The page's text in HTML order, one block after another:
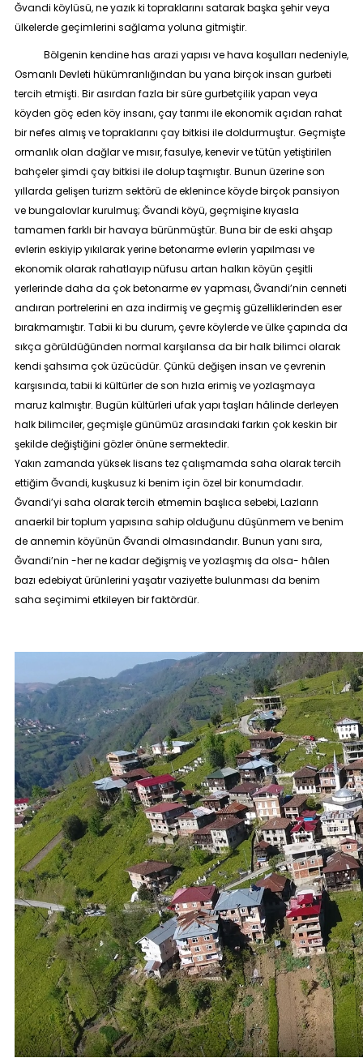
Ğvandi köylüsü, ne yazık ki topraklarını satarak başka şehir veya
ülkelerde geçimlerini sağlama yoluna gitmiştir.
Bölgenin kendine has arazi yapısı ve hava koşulları nedeniyle,
Osmanlı Devleti hükümranlığından bu yana birçok insan gurbeti
tercih etmişti. Bir asırdan fazla bir süre gurbetçilik yapan veya
köyden göç eden köy insanı, çay tarımı ile ekonomik açıdan rahat
bir nefes almış ve topraklarını çay bitkisi ile doldurmuştur. Geçmişte
ormanlık olan dağlar ve mısır, fasulye, kenevir ve tütün yetiştirilen
bahçeler şimdi çay bitkisi ile dolup taşmıştır. Bunun üzerine son
yıllarda gelişen turizm sektörü de eklenince köyde birçok pansiyon
ve bungalovlar kurulmuş; Ğvandi köyü, geçmişine kıyasla
tamamen farklı bir havaya bürünmüştür. Buna bir de eski ahşap
evlerin eskiyip yıkılarak yerine betonarme evlerin yapılması ve
ekonomik olarak rahatlayıp nüfusu artan halkın köyün çeşitli
yerlerinde daha da çok betonarme ev yapması, Ğvandi’nin cenneti
andıran portrelerini en aza indirmiş ve geçmiş güzelliklerinden eser
bırakmamıştır. Tabii ki bu durum, çevre köylerde ve ülke çapında da
sıkça görüldüğünden normal karşılansa da bir halk bilimci olarak
kendi şahsıma çok üzücüdür. Çünkü değişen insan ve çevrenin
karşısında, tabii ki kültürler de son hızla erimiş ve yozlaşmaya
maruz kalmıştır. Bugün kültürleri ufak yapı taşları hâlinde derleyen
halk bilimciler, geçmişle günümüz arasındaki farkın çok keskin bir
şekilde değiştiğini gözler önüne sermektedir.
Yakın zamanda yüksek lisans tez çalışmamda saha olarak tercih
ettiğim Ğvandi, kuşkusuz ki benim için özel bir konumdadır.
Ğvandi’yi saha olarak tercih etmemin başlıca sebebi, Lazların
anaerkil bir toplum yapısına sahip olduğunu düşünmem ve benim
de annemin köyünün Ğvandi olmasındandır. Bunun yanı sıra,
Ğvandi’nin -her ne kadar değişmiş ve yozlaşmış da olsa- hâlen
bazı edebiyat ürünlerini yaşatır vaziyette bulunması da benim
saha seçimimi etkileyen bir faktördür.